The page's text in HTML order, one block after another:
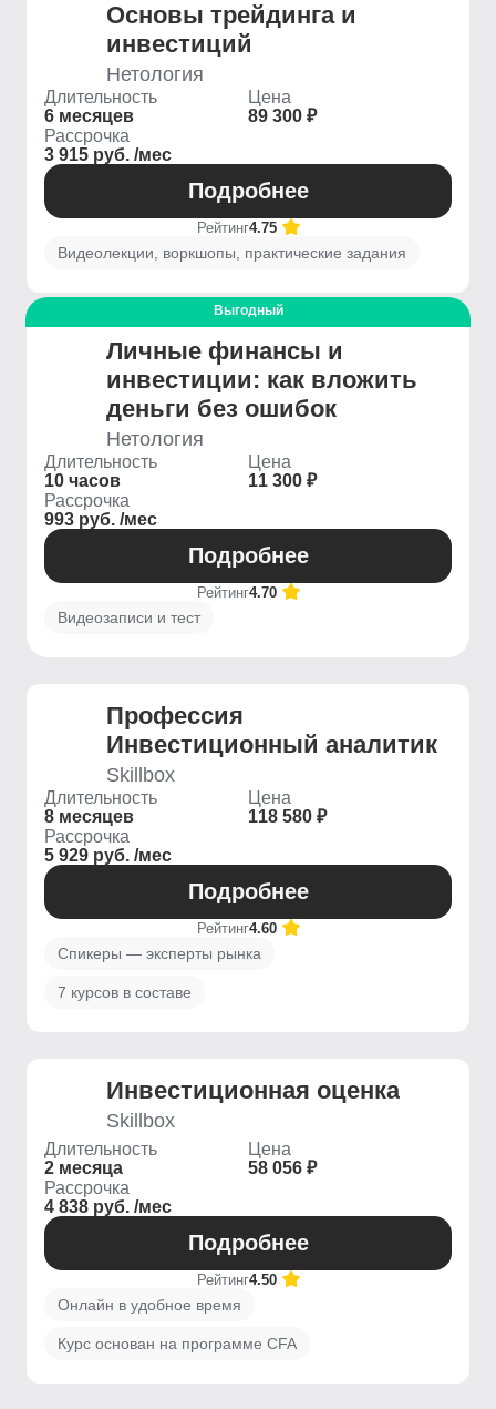
Основы трейдинга и
инвестиций
Нетология
Длительность
6 месяцев
Цена
89 300 ₽
Рассрочка
3 915 руб. /мес
Подробнее
Рейтинг4.75
Видеолекции, воркшопы, практические задания
Выгодный
Личные финансы и
инвестиции: как вложить
деньги без ошибок
Нетология
Длительность
10 часов
Цена
11 300 ₽
Рассрочка
993 руб. /мес
Подробнее
Рейтинг4.70
Видеозаписи и тест
Профессия
Инвестиционный аналитик
Skillbox
Длительность
8 месяцев
Цена
118 580 ₽
Рассрочка
5 929 руб. /мес
Подробнее
Рейтинг4.60
Спикеры — эксперты рынка
7 курсов в составе
Инвестиционная оценка
Skillbox
Длительность
2 месяца
Цена
58 056 ₽
Рассрочка
4 838 руб. /мес
Подробнее
Рейтинг4.50
Онлайн в удобное время
Курс основан на программе CFA